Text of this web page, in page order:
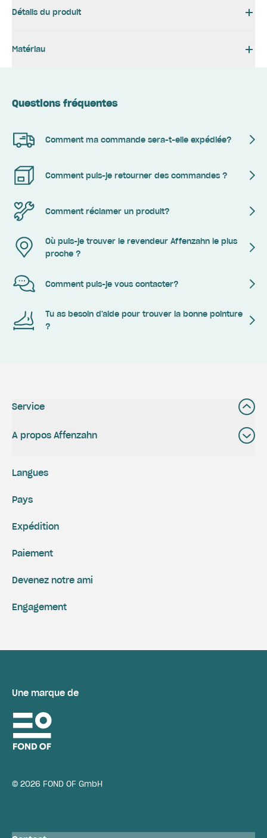
Détails du produit
Matériau
Questions fréquentes
Comment ma commande sera-t-elle expédiée?
Comment puis-je retourner des commandes ?
Comment réclamer un produit?
Où puis-je trouver le revendeur Affenzahn le plus
proche ?
Comment puis-je vous contacter?
Tu as besoin d'aide pour trouver la bonne pointure
?
Service
A propos Affenzahn
Expédition
Paiement
Engagement
Devenez notre ami
Langues
Pays
Une marque de
© 2026 FOND OF GmbH